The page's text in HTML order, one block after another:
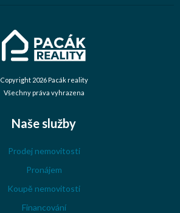
Copyright 2026 Pacák reality
Všechny práva vyhrazena
Naše služby
Prodej nemovitosti
Pronájem
Koupě nemovitosti
Financování